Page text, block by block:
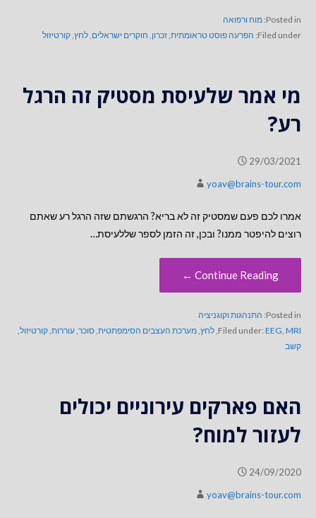
Posted in: מוח ורפואה
Filed under: הפרעה פוסט טראומתית,זכרון, חוקרים ישראלים,לחץ,קורטיזול
מי אמר שלעיסת מסטיק זה הרגל
רע?
29/03/2021
yoav@brains-tour.com
אמרו לכם פעם שמסטיק זה לא בריא? הרגשתם שזה הרגל רע שאתם
רוצים להיפטר ממנו? ובכן, זה הזמן לספר שללעיסת…
Continue Reading ←
Posted in: התנהגות וקוגניציה
Filed under:EEG,MRI
,לחץ,מערכת העצבים הסימפתטית,סוכר,עוררות,קורטיזול,
קשב
האם פארקים עירוניים יכולים
לעזור למוח?
24/09/2020
yoav@brains-tour.com